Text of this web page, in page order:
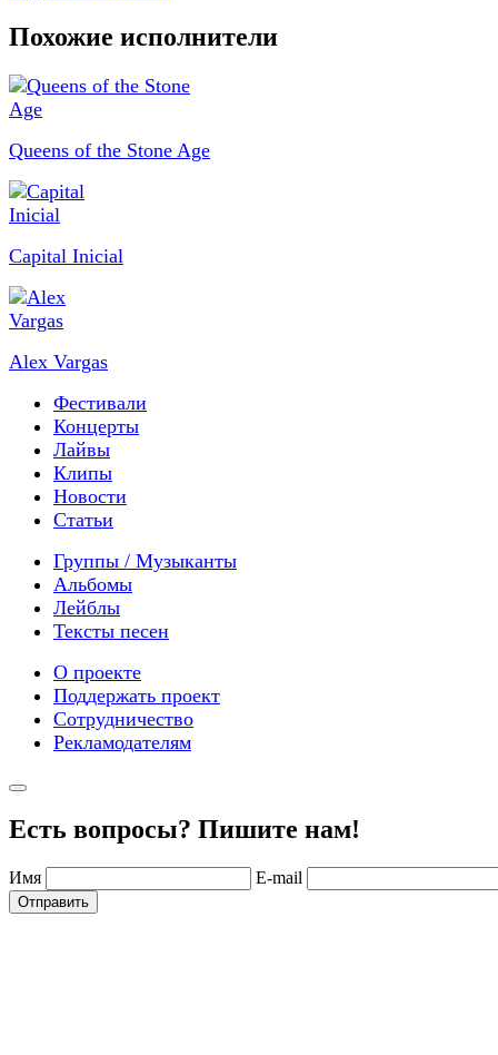
Похожие исполнители
Queens of the Stone Age
Capital Inicial
Alex Vargas
Фестивали
Концерты
Лайвы
Клипы
Новости
Статьи
Группы / Музыканты
Альбомы
Лейблы
Тексты песен
О проекте
Поддержать проект
Сотрудничество
Рекламодателям
Есть вопросы? Пишите нам!
Имя E-mail